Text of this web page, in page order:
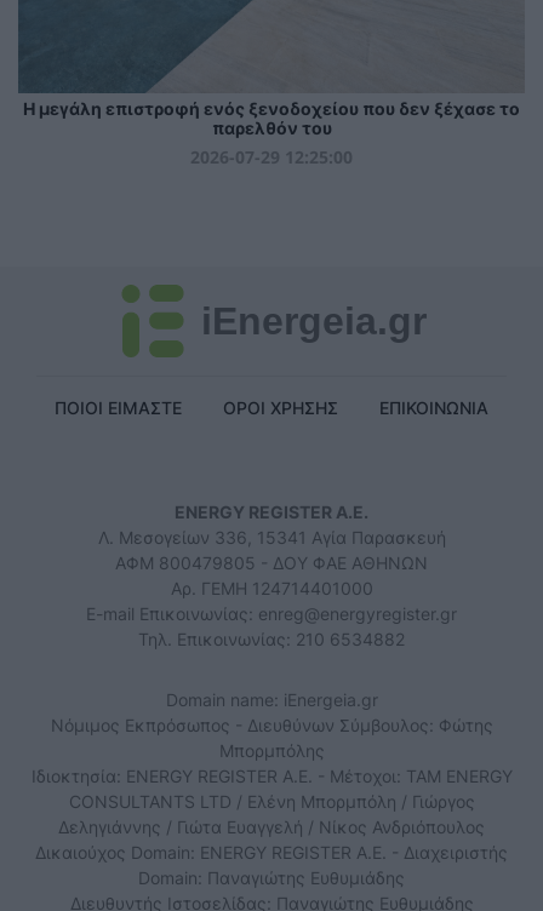
Η μεγάλη επιστροφή ενός ξενοδοχείου που δεν ξέχασε το
παρελθόν του
2026-07-29 12:25:00
iEnergeia.gr
ΠΟΙΟΙ ΕΙΜΑΣΤΕ ΟΡΟΙ ΧΡΗΣΗΣ ΕΠΙΚΟΙΝΩΝΙΑ
ENERGY REGISTER Α.Ε.
Λ. Μεσογείων 336, 15341 Αγία Παρασκευή
ΑΦΜ 800479805 - ΔΟΥ ΦΑΕ ΑΘΗΝΩΝ
Αρ. ΓΕΜΗ 124714401000
E-mail Επικοινωνίας: enreg@energyregister.gr
Τηλ. Επικοινωνίας: 210 6534882
Domain name: iEnergeia.gr
Νόμιμος Εκπρόσωπος - Διευθύνων Σύμβουλος: Φώτης
Μπορμπόλης
Ιδιοκτησία: ENERGY REGISTER Α.Ε. - Μέτοχοι: TAM ENERGY
CONSULTANTS LTD / Ελένη Μπορμπόλη / Γιώργος
Δεληγιάννης / Γιώτα Ευαγγελή / Νίκος Ανδριόπουλος
Δικαιούχος Domain: ENERGY REGISTER Α.Ε. - Διαχειριστής
Domain: Παναγιώτης Ευθυμιάδης
Διευθυντής Ιστοσελίδας: Παναγιώτης Ευθυμιάδης